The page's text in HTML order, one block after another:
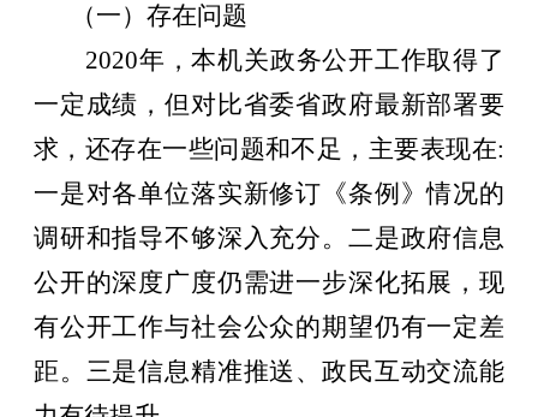
（一）存在问题
2020年，本机关政务公开工作取得了
一定成绩，但对比省委省政府最新部署要
求，还存在一些问题和不足，主要表现在:
一是对各单位落实新修订《条例》情况的
调研和指导不够深入充分。二是政府信息
公开的深度广度仍需进一步深化拓展，现
有公开工作与社会公众的期望仍有一定差
距。三是信息精准推送、政民互动交流能